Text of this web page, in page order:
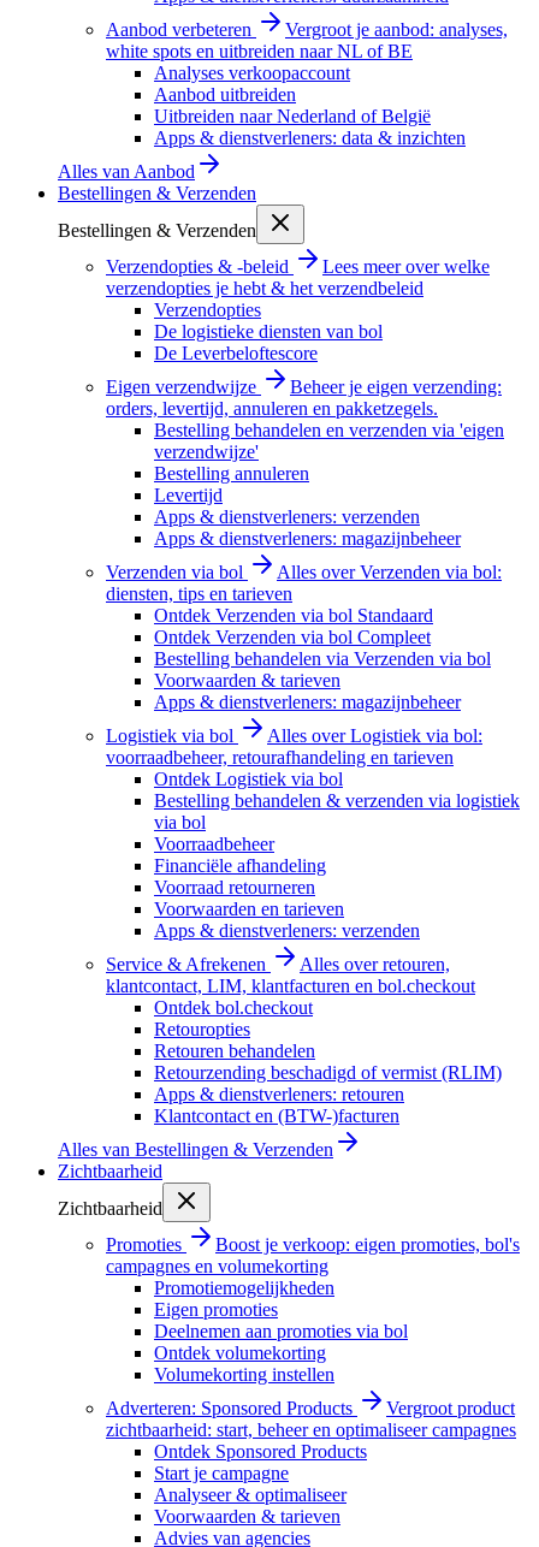
Aanbod verbeteren
Vergroot je aanbod: analyses,
white spots en uitbreiden naar NL of BE
Analyses verkoopaccount
Aanbod uitbreiden
Uitbreiden naar Nederland of België
Apps & dienstverleners: data & inzichten
Alles van Aanbod
Bestellingen & Verzenden
Bestellingen & Verzenden
Verzendopties & -beleid
Lees meer over welke
verzendopties je hebt & het verzendbeleid
Verzendopties
De logistieke diensten van bol
De Leverbeloftescore
Eigen verzendwijze
Beheer je eigen verzending:
orders, levertijd, annuleren en pakketzegels.
Bestelling behandelen en verzenden via 'eigen
verzendwijze'
Bestelling annuleren
Levertijd
Apps & dienstverleners: verzenden
Apps & dienstverleners: magazijnbeheer
Verzenden via bol
Alles over Verzenden via bol:
diensten, tips en tarieven
Ontdek Verzenden via bol Standaard
Ontdek Verzenden via bol Compleet
Bestelling behandelen via Verzenden via bol
Voorwaarden & tarieven
Apps & dienstverleners: magazijnbeheer
Logistiek via bol
Alles over Logistiek via bol:
voorraadbeheer, retourafhandeling en tarieven
Ontdek Logistiek via bol
Bestelling behandelen & verzenden via logistiek
via bol
Voorraadbeheer
Financiële afhandeling
Voorraad retourneren
Voorwaarden en tarieven
Apps & dienstverleners: verzenden
Service & Afrekenen
Alles over retouren,
klantcontact, LIM, klantfacturen en bol.checkout
Ontdek bol.checkout
Retouropties
Retouren behandelen
Retourzending beschadigd of vermist (RLIM)
Apps & dienstverleners: retouren
Klantcontact en (BTW-)facturen
Alles van Bestellingen & Verzenden
Zichtbaarheid
Zichtbaarheid
Promoties
Boost je verkoop: eigen promoties, bol's
campagnes en volumekorting
Promotiemogelijkheden
Eigen promoties
Deelnemen aan promoties via bol
Ontdek volumekorting
Volumekorting instellen
Adverteren: Sponsored Products
Vergroot product
zichtbaarheid: start, beheer en optimaliseer campagnes
Ontdek Sponsored Products
Start je campagne
Analyseer & optimaliseer
Voorwaarden & tarieven
Advies van agencies